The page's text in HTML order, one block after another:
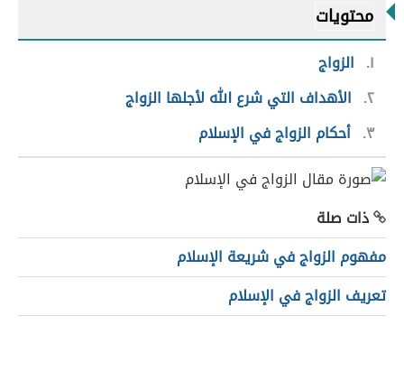
محتويات
١
الزواج
٢ الأهداف التي شرع الله لأجلها الزواج
٣ أحكام الزواج في الإسلام
ذات صلة
مفهوم الزواج في شريعة الإسلام
تعريف الزواج في الإسلام